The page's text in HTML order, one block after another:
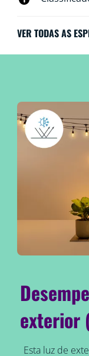
VER TODAS AS
exterior
Esta luz de